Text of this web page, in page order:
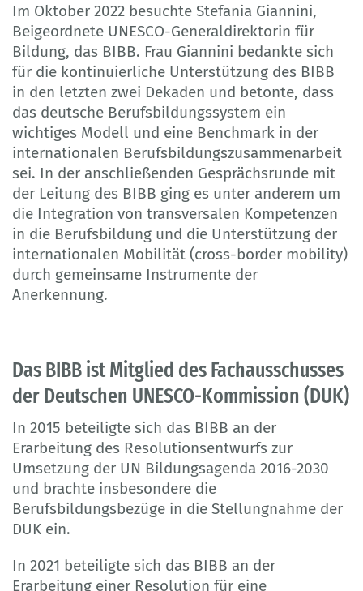
Im Oktober 2022 besuchte Stefania Giannini,
Beigeordnete UNESCO-Generaldirektorin für
Bildung, das BIBB. Frau Giannini bedankte sich
für die kontinuierliche Unterstützung des BIBB
in den letzten zwei Dekaden und betonte, dass
das deutsche Berufsbildungssystem ein
wichtiges Modell und eine Benchmark in der
internationalen Berufsbildungszusammenarbeit
sei. In der anschließenden Gesprächsrunde mit
der Leitung des BIBB ging es unter anderem um
die Integration von transversalen Kompetenzen
in die Berufsbildung und die Unterstützung der
internationalen Mobilität (cross-border mobility)
durch gemeinsame Instrumente der
Anerkennung.
Das BIBB ist Mitglied des Fachausschusses
der Deutschen UNESCO-Kommission (DUK)
In 2015 beteiligte sich das BIBB an der
Erarbeitung des Resolutionsentwurfs zur
Umsetzung der UN Bildungsagenda 2016-2030
und brachte insbesondere die
Berufsbildungsbezüge in die Stellungnahme der
DUK ein.
In 2021 beteiligte sich das BIBB an der
Erarbeitung einer Resolution für eine